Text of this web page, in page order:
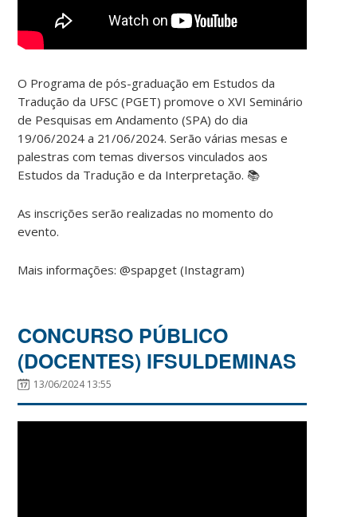
O Programa de pós-graduação em Estudos da
Tradução da UFSC (PGET) promove o XVI Seminário
de Pesquisas em Andamento (SPA) do dia
19/06/2024 a 21/06/2024. Serão várias mesas e
palestras com temas diversos vinculados aos
Estudos da Tradução e da Interpretação. 📚
As inscrições serão realizadas no momento do
evento.
Mais informações: @spapget (Instagram)
CONCURSO PÚBLICO
(DOCENTES) IFSULDEMINAS
13/06/2024 13:55